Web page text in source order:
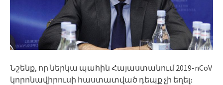
Նշենք, որ ներկա պահին Հայաստանում 2019-nCoV
կորոնավիրուսի հաստատված դեպք չի եղել։